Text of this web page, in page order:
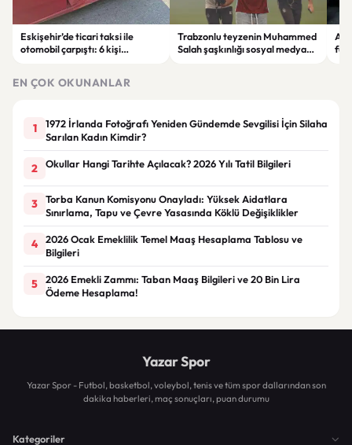
Eskişehir’de ticari taksi ile
otomobil çarpıştı: 6 kişi
Trabzonlu teyzenin Muhammed
Salah şaşkınlığı sosyal medyada
EN ÇOK OKUNANLAR
1
1972 İrlanda Fotoğrafı Yeniden Gündemde Sevgilisi İçin Silaha
Sarılan Kadın Kimdir?
2 Okullar Hangi Tarihte Açılacak? 2026 Yılı Tatil Bilgileri
3
Torba Kanun Komisyonu Onayladı: Yüksek Aidatlara
Sınırlama, Tapu ve Çevre Yasasında Köklü Değişiklikler
4
2026 Ocak Emeklilik Temel Maaş Hesaplama Tablosu ve
Bilgileri
5
2026 Emekli Zammı: Taban Maaş Bilgileri ve 20 Bin Lira
Ödeme Hesaplama!
Yazar Spor
Yazar Spor - Futbol, basketbol, voleybol, tenis ve tüm spor dallarından son
dakika haberleri, maç sonuçları, puan durumu
Kategoriler